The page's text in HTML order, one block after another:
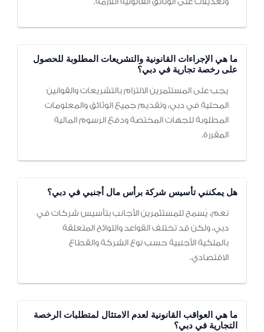
وتعديلات على الوثائق القانونية اللازمة.
ما هي الإجراءات القانونية والتشريعات المطلوبة للحصول
على رخصة تجارية في دبي؟
يجب على المستثمرين الالتزام بالتشريعات والقوانين
المحلية في دبي، وتقديم جميع الوثائق والمعلومات
المطلوبة للجهات المختصة ودفع الرسوم المالية
المقررة.
هل يمكنني تأسيس شركة برأس مال أجنبي في دبي؟
نعم، يُسمح للمستثمرين الأجانب بتأسيس شركات في
دبي، ولكن قد تختلف القواعد واللوائح المتعلقة
بالملكية الأجنبية حسب نوع الشركة والقطاع
الاقتصادي.
ما هي العواقب القانونية لعدم الامتثال لمتطلبات الرخصة
التجارية في دبي؟